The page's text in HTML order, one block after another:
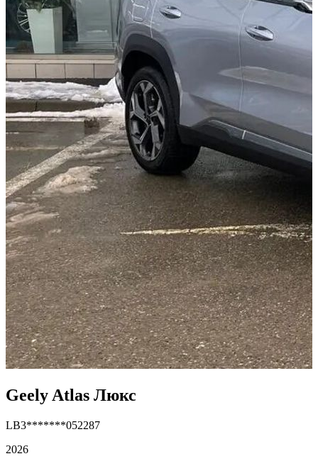
Geely Atlas Люкс
LB3*******052287
2026